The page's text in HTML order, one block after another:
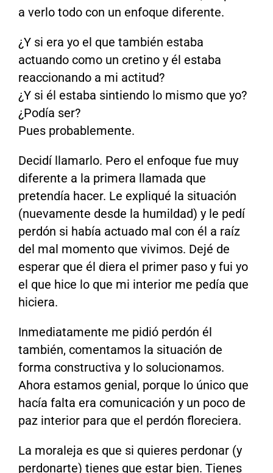
a verlo todo con un enfoque diferente.
¿Y si era yo el que también estaba
actuando como un cretino y él estaba
reaccionando a mi actitud?
¿Y si él estaba sintiendo lo mismo que yo?
¿Podía ser?
Pues probablemente.
Decidí llamarlo. Pero el enfoque fue muy
diferente a la primera llamada que
pretendía hacer. Le expliqué la situación
(nuevamente desde la humildad) y le pedí
perdón si había actuado mal con él a raíz
del mal momento que vivimos. Dejé de
esperar que él diera el primer paso y fui yo
el que hice lo que mi interior me pedía que
hiciera.
Inmediatamente me pidió perdón él
también, comentamos la situación de
forma constructiva y lo solucionamos.
Ahora estamos genial, porque lo único que
hacía falta era comunicación y un poco de
paz interior para que el perdón floreciera.
La moraleja es que si quieres perdonar (y
perdonarte) tienes que estar bien. Tienes